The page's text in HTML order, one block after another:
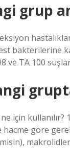
grup
bakterilerine
ve TA 100
ne için
hacme göre